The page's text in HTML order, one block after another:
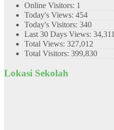
Online Visitors: 1
Today's Views: 454
Today's Visitors: 340
Last 30 Days Views: 34,311
Total Views: 327,012
Total Visitors: 399,830
Lokasi Sekolah